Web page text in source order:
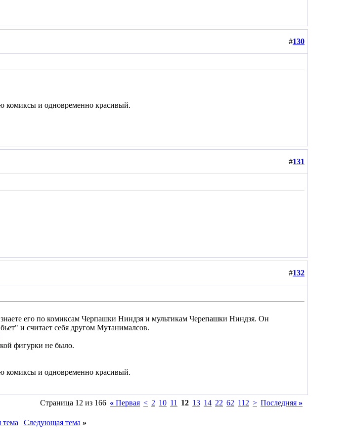
#130
комиксы и одновременно красивый.
#131
#132
его по комиксам Черпашки Ниндзя и мультикам Черепашки Ниндзя. Он
и считает себя другом Мутанималсов.
фигурки не было.
комиксы и одновременно красивый.
Страница 12 из 166 « Первая < 2 10 11 12 13 14 22 62 112 > Последняя »
| Следующая тема »